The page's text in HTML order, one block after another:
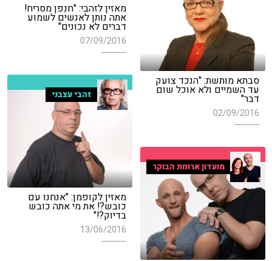
מאזין לזהבי: "חנפן מסריח!
אתה נותן לאנשים לשמוע
דברים לא נכונים"
07/09/2016
סבתא מותשת: "הנכד צועק
עד השמיים ולא אוכל שום
דבר"
02/09/2016
זהבי עצבני
מאזין לקופמן: "אנחנו עם
כובש?! את מי אתה כובש
בדיוק?!"
13/06/2016
מועדון ארוחת הבוקר